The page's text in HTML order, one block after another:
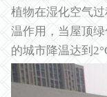
植物在湿化空气
温作用，当屋顶
的城市降温达到